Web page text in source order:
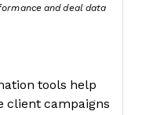
and deal data
tools help
client campaigns